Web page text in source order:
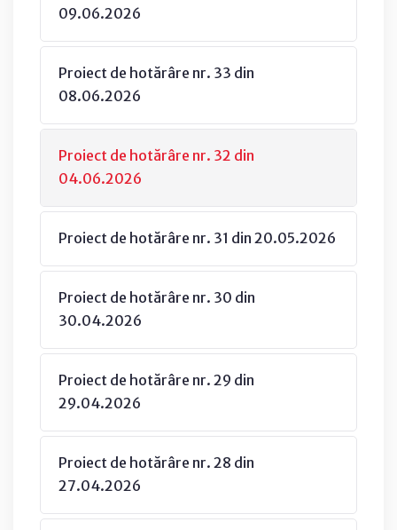
09.06.2026
Proiect de hotărâre nr. 33 din
08.06.2026
Proiect de hotărâre nr. 32 din
04.06.2026
Proiect de hotărâre nr. 31 din 20.05.2026
Proiect de hotărâre nr. 30 din
30.04.2026
Proiect de hotărâre nr. 29 din
29.04.2026
Proiect de hotărâre nr. 28 din
27.04.2026